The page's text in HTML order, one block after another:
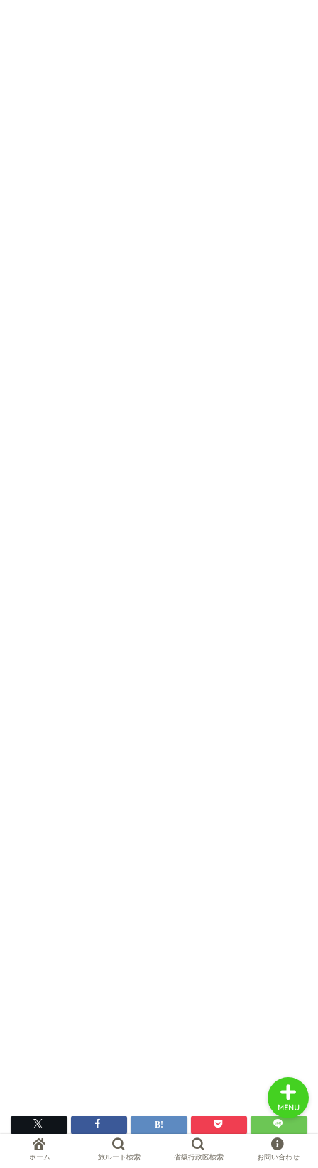
HOME
浙江省
ホーム 旅ルート検索 省級行政区検索 お問い合わせ
MENU